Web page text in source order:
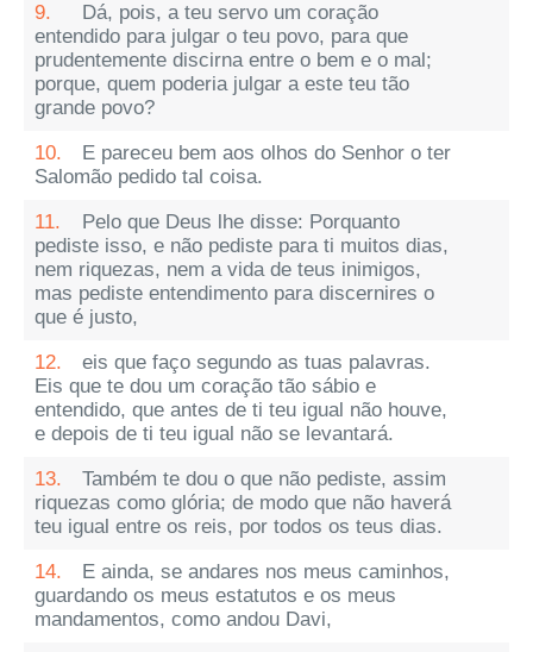
9.
Dá, pois, a teu servo um coração
entendido para julgar o teu povo, para que
prudentemente discirna entre o bem e o mal;
porque, quem poderia julgar a este teu tão
grande povo?
10.
E pareceu bem aos olhos do Senhor o ter
Salomão pedido tal coisa.
11.
Pelo que Deus lhe disse: Porquanto
pediste isso, e não pediste para ti muitos dias,
nem riquezas, nem a vida de teus inimigos,
mas pediste entendimento para discernires o
que é justo,
12.
eis que faço segundo as tuas palavras.
Eis que te dou um coração tão sábio e
entendido, que antes de ti teu igual não houve,
e depois de ti teu igual não se levantará.
13.
Também te dou o que não pediste, assim
riquezas como glória; de modo que não haverá
teu igual entre os reis, por todos os teus dias.
14.
E ainda, se andares nos meus caminhos,
guardando os meus estatutos e os meus
mandamentos, como andou Davi,